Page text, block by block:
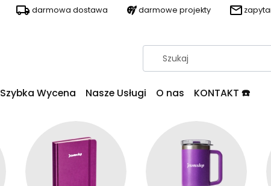
darmowa dostawa darmowe projekty
Szybka Wycena Nasze Usługi O nas KONTAKT ☎️